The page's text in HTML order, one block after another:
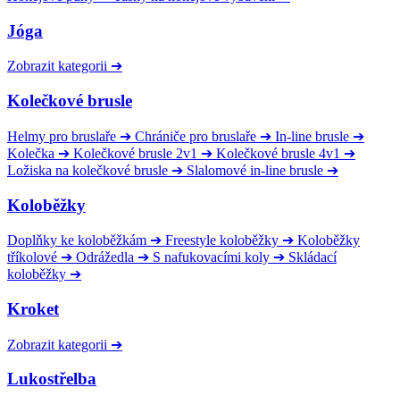
Jóga
Zobrazit kategorii ➔
Kolečkové brusle
Helmy pro bruslaře ➔ Chrániče pro bruslaře ➔ In-line brusle ➔
Kolečka ➔ Kolečkové brusle 2v1 ➔ Kolečkové brusle 4v1 ➔
Ložiska na kolečkové brusle ➔ Slalomové in-line brusle ➔
Koloběžky
Doplňky ke koloběžkám ➔ Freestyle koloběžky ➔ Koloběžky
tříkolové ➔ Odrážedla ➔ S nafukovacími koly ➔ Skládací
koloběžky ➔
Kroket
Zobrazit kategorii ➔
Lukostřelba